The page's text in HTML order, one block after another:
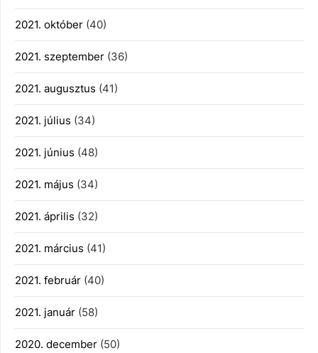
2021. október (40)
2021. szeptember (36)
2021. augusztus (41)
2021. július (34)
2021. június (48)
2021. május (34)
2021. április (32)
2021. március (41)
2021. február (40)
2021. január (58)
2020. december (50)